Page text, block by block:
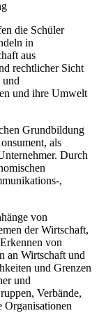
die Schüler
in
aus
rechtlicher Sicht
und
und ihre Umwelt
Grundbildung
als
Durch
,
von
der Wirtschaft,
von
an Wirtschaft und
und Grenzen
und
Verbände,
Organisationen